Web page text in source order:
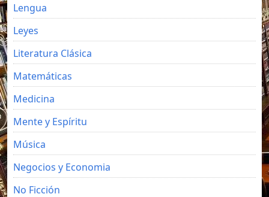
Lengua
Leyes
Literatura Clásica
Matemáticas
Medicina
Mente y Espíritu
Música
Negocios y Economia
No Ficción